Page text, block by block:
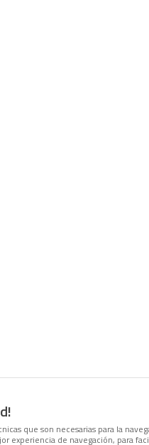
que son necesarias para la
experiencia de navegación, para